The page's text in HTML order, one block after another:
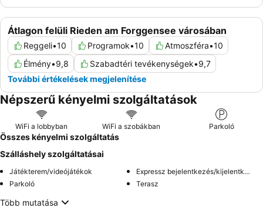
Átlagon felüli Rieden am Forggensee városában
Reggeli•10 Programok•10 Atmoszféra•10
Élmény•9,8 Szabadtéri tevékenységek•9,7
További értékelések megjelenítése
Népszerű kényelmi szolgáltatások
WiFi a lobbyban WiFi a szobákban Parkoló
Összes kényelmi szolgáltatás
Szálláshely szolgáltatásai
Játékterem/videójátékok
Expressz bejelentkezés/kijelentkezés
Parkoló
Terasz
Több mutatása